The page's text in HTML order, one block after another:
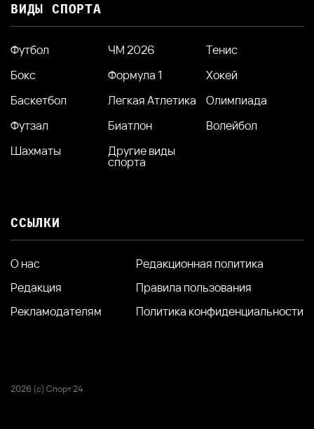
ВИДЫ СПОРТА
Футбол ЧМ 2026
Тенис
Бокс
Формула 1
Хокей
Баскетбол
Легкая Атлетика
Олимпиада
Футзал
Биатлон
Волейбол
Шахматы
Другие виды
спорта
ССЫЛКИ
О нас
Редакция
Рекламодателям
Редакционная политика
Правила пользования
Политика конфиденциальности
2026 (с) Спорт 24